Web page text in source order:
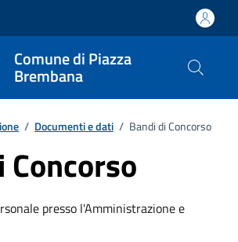
Comune di Piazza
Brembana
/ Documenti e dati / Bandi di Concorso
Concorso
presso l'Amministrazione e